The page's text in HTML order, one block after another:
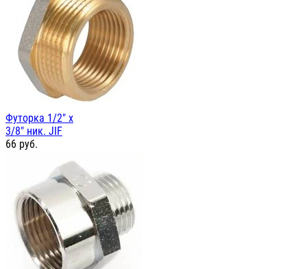
Футорка 1/2" х
3/8" ник. JIF
66 руб.